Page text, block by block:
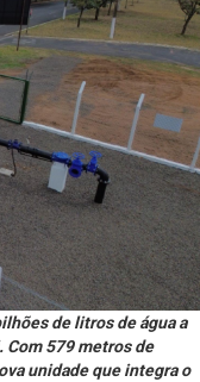
de litros de água a
Com 579 metros de
unidade que integra o